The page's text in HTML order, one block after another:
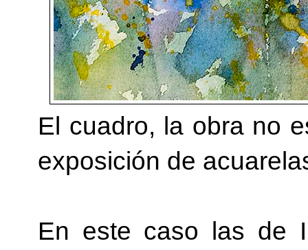
El cuadro, la obra no
exposición de
En este caso las de